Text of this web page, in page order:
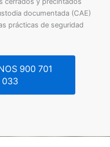
documentada (CAE)
prácticas de seguridad
900 701
033